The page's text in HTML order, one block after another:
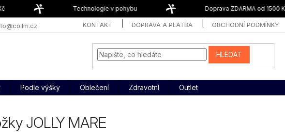
Technologie v pohybu Doprava ZDARMA od 1500 Kč
KONTAKT DOPRAVA A PLATBA OBCHODNÍ PODMÍNKY
HLEDAT
Podle výšky Oblečení Zdravotní Outlet
JOLLY MARE